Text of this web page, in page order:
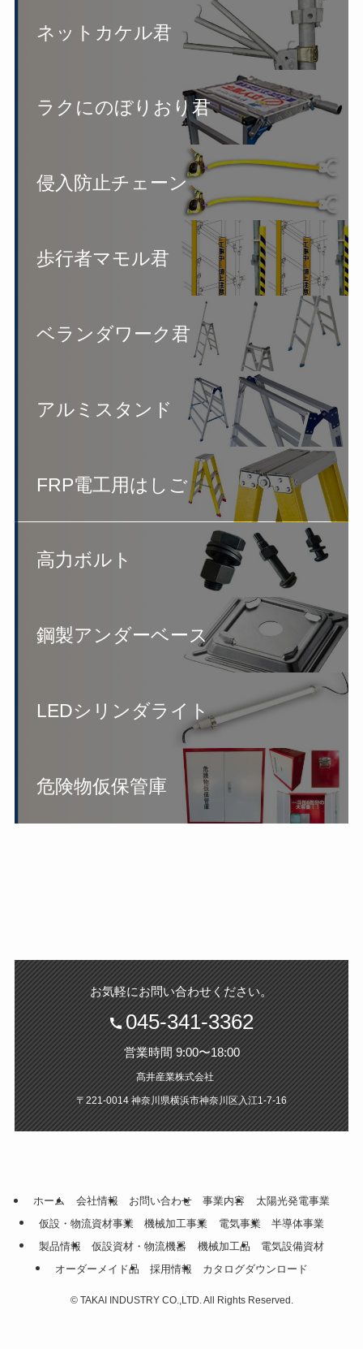
ネットカケル君
ラクにのぼりおり君
侵入防止チェーン
歩行者マモル君
ベランダワーク君
アルミスタンド
FRP電工用はしご
高力ボルト
鋼製アンダーベース
LEDシリンダライト
危険物仮保管庫
お気軽にお問い合わせください。
045-341-3362
営業時間 9:00〜18:00
髙井産業株式会社
〒221-0014 神奈川県横浜市神奈川区入江1‐7‐16
ホーム 会社情報 お問い合わせ 事業内容
太陽光発電事業
仮設・物流資材事業
機械加工事業 電気事業
半導体事業
製品情報
仮設資材・物流機器 機械加工品
電気設備資材
オーダーメイド品
採用情報 カタログダウンロード
©TAKAI INDUSTRY CO.,LTD. All Rights Reserved.